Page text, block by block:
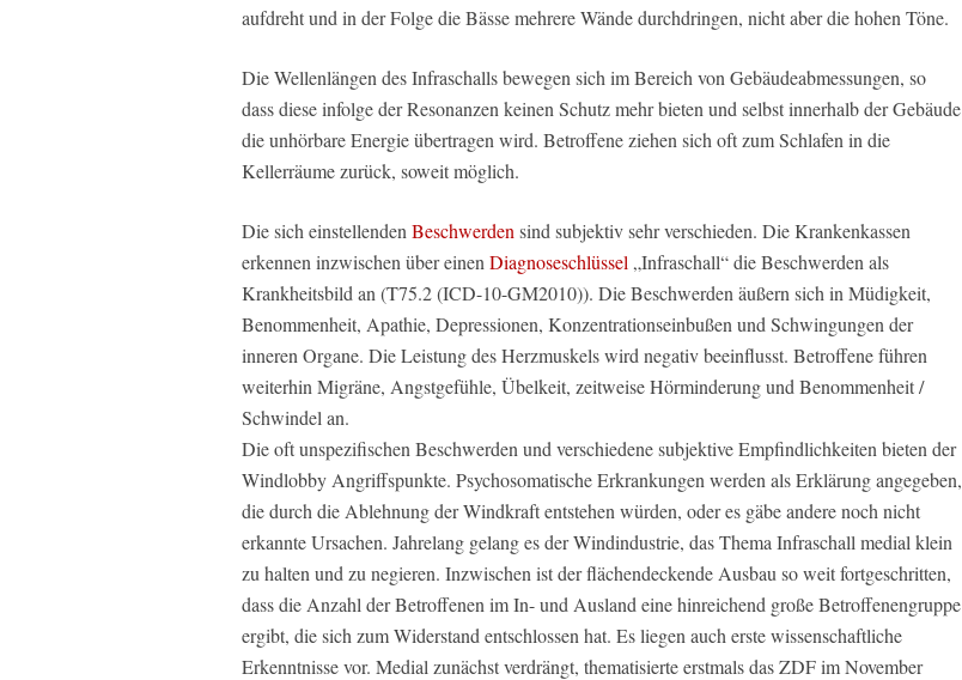
aufdreht und in der Folge die Bässe mehrere Wände durchdringen, nicht aber die hohen Töne.
Die Wellenlängen des Infraschalls bewegen sich im Bereich von Gebäudeabmessungen, so
dass diese infolge der Resonanzen keinen Schutz mehr bieten und selbst innerhalb der Gebäude
die unhörbare Energie übertragen wird. Betroffene ziehen sich oft zum Schlafen in die
Kellerräume zurück, soweit möglich.
Die sich einstellenden Beschwerden sind subjektiv sehr verschieden. Die Krankenkassen
erkennen inzwischen über einen Diagnoseschlüssel „Infraschall“ die Beschwerden als
Krankheitsbild an (T75.2 (ICD-10-GM2010)). Die Beschwerden äußern sich in Müdigkeit,
Benommenheit, Apathie, Depressionen, Konzentrationseinbußen und Schwingungen der
inneren Organe. Die Leistung des Herzmuskels wird negativ beeinflusst. Betroffene führen
weiterhin Migräne, Angstgefühle, Übelkeit, zeitweise Hörminderung und Benommenheit /
Schwindel an.
Die oft unspezifischen Beschwerden und verschiedene subjektive Empfindlichkeiten bieten der
Windlobby Angriffspunkte. Psychosomatische Erkrankungen werden als Erklärung angegeben,
die durch die Ablehnung der Windkraft entstehen würden, oder es gäbe andere noch nicht
erkannte Ursachen. Jahrelang gelang es der Windindustrie, das Thema Infraschall medial klein
zu halten und zu negieren. Inzwischen ist der flächendeckende Ausbau so weit fortgeschritten,
dass die Anzahl der Betroffenen im In- und Ausland eine hinreichend große Betroffenengruppe
ergibt, die sich zum Widerstand entschlossen hat. Es liegen auch erste wissenschaftliche
Erkenntnisse vor. Medial zunächst verdrängt, thematisierte erstmals das ZDF im November